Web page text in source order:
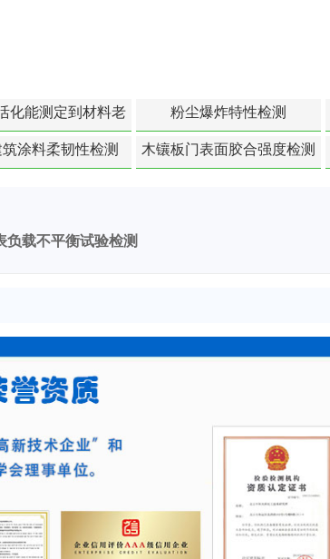
化能测定到材料老
预测的经典模型
粉尘爆炸特性检测
涂料柔韧性检测 木镶板门表面胶合强度检测
负载不平衡试验检测